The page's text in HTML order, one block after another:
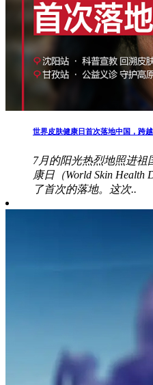
世界皮肤健康日首次落地中国，跨
7月的阳光热烈地照进祖
康日（World Skin
了首次的落地。这次..